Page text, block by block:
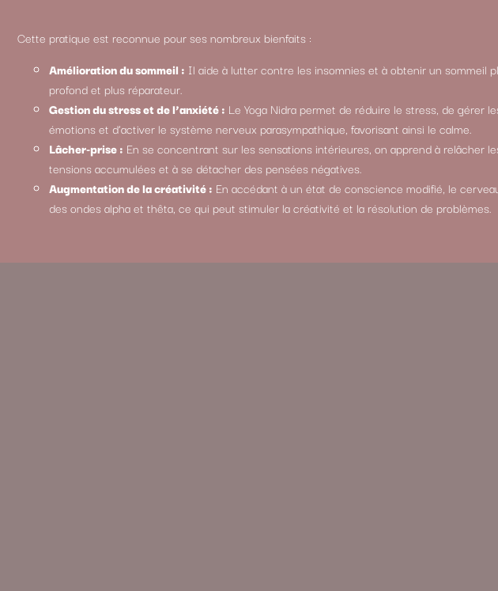
Cette pratique est reconnue pour ses nombreux bienfaits :
Amélioration du sommeil : Il aide à lutter contre les insomnies et à obtenir un sommeil
profond et plus réparateur.
Gestion du stress et de l’anxiété : Le Yoga Nidra permet de réduire le stress, de gérer
émotions et d’activer le système nerveux parasympathique, favorisant ainsi le calme.
Lâcher-prise : En se concentrant sur les sensations intérieures, on apprend à relâcher
tensions accumulées et à se détacher des pensées négatives.
Augmentation de la créativité : En accédant à un état de conscience modifié, le
des ondes alpha et thêta, ce qui peut stimuler la créativité et la résolution de problèmes.